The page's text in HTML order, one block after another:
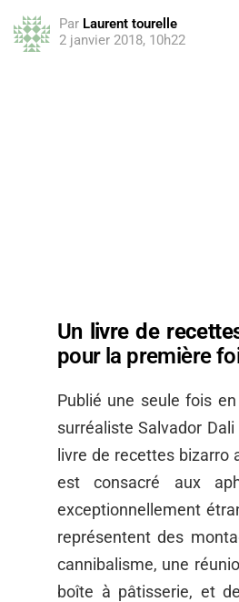
Par Laurent tourelle
2 janvier 2018, 10h22
Un livre de
pour la première
Publié une seule fois en
surréaliste Salvador
livre de recettes
est consacré aux
exceptionnellement
représentent des
cannibalisme, une
boîte à pâtisserie, et